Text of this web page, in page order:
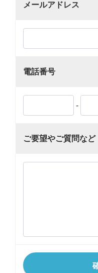
メールアドレス
電話番号
-
ご要望やご質問など